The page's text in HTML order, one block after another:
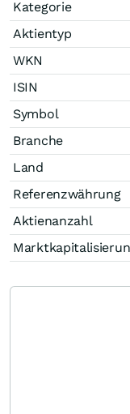
Kategorie
Aktientyp
WKN
ISIN
Symbol
Branche
Land
Referenzwährung
Aktienanzahl